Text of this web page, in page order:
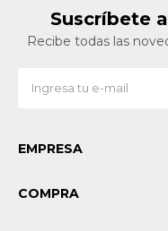
Suscríbete
Recibe todas las
EMPRESA
COMPRA